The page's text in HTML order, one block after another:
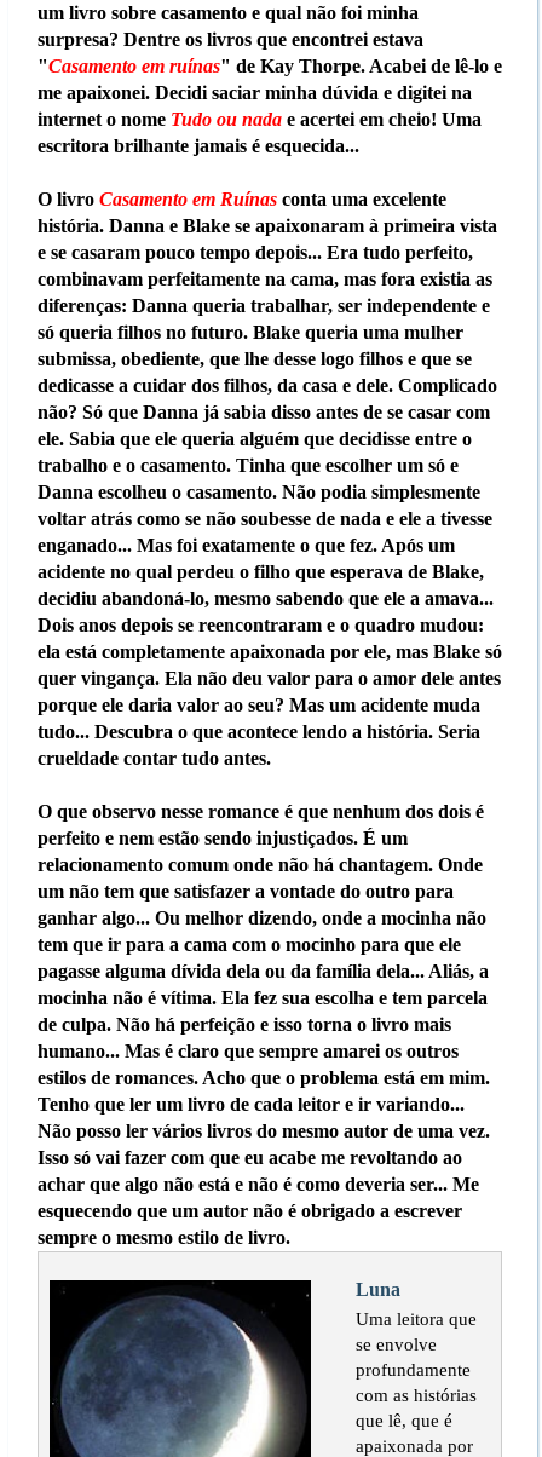
um livro sobre casamento e qual não foi minha
surpresa? Dentre os livros que encontrei estava
"Casamento em ruínas" de Kay Thorpe. Acabei de lê-lo e
me apaixonei. Decidi saciar minha dúvida e digitei na
internet o nome Tudo ou nadae acertei em cheio! Uma
escritora brilhante jamais é esquecida...
O livro Casamento em Ruínasconta uma excelente
história. Danna e Blake se apaixonaram à primeira vista
e se casaram pouco tempo depois... Era tudo perfeito,
combinavam perfeitamente na cama, mas fora existia as
diferenças: Danna queria trabalhar, ser independente e
só queria filhos no futuro. Blake queria uma mulher
submissa, obediente, que lhe desse logo filhos e que se
dedicasse a cuidar dos filhos, da casa e dele. Complicado
não? Só que Danna já sabia disso antes de se casar com
ele. Sabia que ele queria alguém que decidisse entre o
trabalho e o casamento. Tinha que escolher um só e
Danna escolheu o casamento. Não podia simplesmente
voltar atrás como se não soubesse de nada e ele a tivesse
enganado... Mas foi exatamente o que fez. Após um
acidente no qual perdeu o filho que esperava de Blake,
decidiu abandoná-lo, mesmo sabendo que ele a amava...
Dois anos depois se reencontraram e o quadro mudou:
ela está completamente apaixonada por ele, mas Blake só
quer vingança. Ela não deu valor para o amor dele antes
porque ele daria valor ao seu? Mas um acidente muda
tudo... Descubra o que acontece lendo a história. Seria
crueldade contar tudo antes.
O que observo nesse romance é que nenhum dos dois é
perfeito e nem estão sendo injustiçados. É um
relacionamento comum onde não há chantagem. Onde
um não tem que satisfazer a vontade do outro para
ganhar algo... Ou melhor dizendo, onde a mocinha não
tem que ir para a cama com o mocinho para que ele
pagasse alguma dívida dela ou da família dela... Aliás, a
mocinha não é vítima. Ela fez sua escolha e tem parcela
de culpa. Não há perfeição e isso torna o livro mais
humano... Mas é claro que sempre amarei os outros
estilos de romances. Acho que o problema está em mim.
Tenho que ler um livro de cada leitor e ir variando...
Não posso ler vários livros do mesmo autor de uma vez.
Isso só vai fazer com que eu acabe me revoltando ao
achar que algo não está e não é como deveria ser... Me
esquecendo que um autor não é obrigado a escrever
sempre o mesmo estilo de livro.
Luna
Uma leitora que
se envolve
profundamente
com as histórias
que lê, que é
apaixonada por